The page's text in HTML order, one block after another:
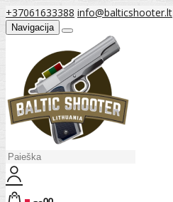
+37061633388 info@balticshooter.lt
Navigacija